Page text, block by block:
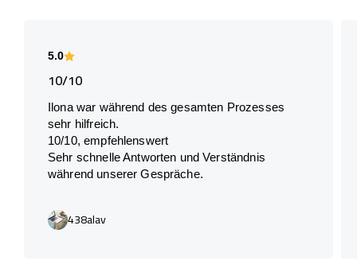
5.0
10/10
Ilona war während des gesamten Prozesses
sehr hilfreich.
10/10, empfehlenswert
Sehr schnelle Antworten und Verständnis
während unserer Gespräche.
438alav